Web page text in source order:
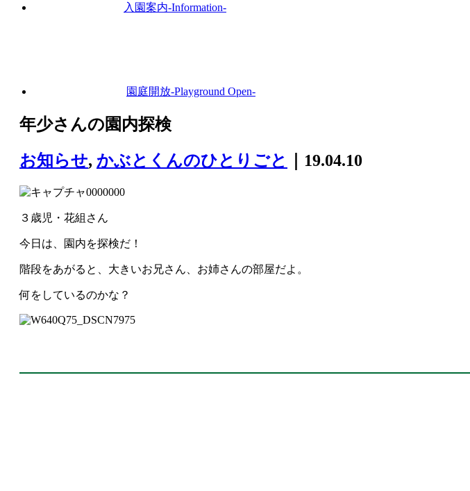
入園案内-Information-
園庭開放-Playground Open-
年少さんの園内探検
お知らせ, かぶとくんのひとりごと ｜19.04.10
３歳児・花組さん
今日は、園内を探検だ！
階段をあがると、大きいお兄さん、お姉さんの部屋だよ。
何をしているのかな？